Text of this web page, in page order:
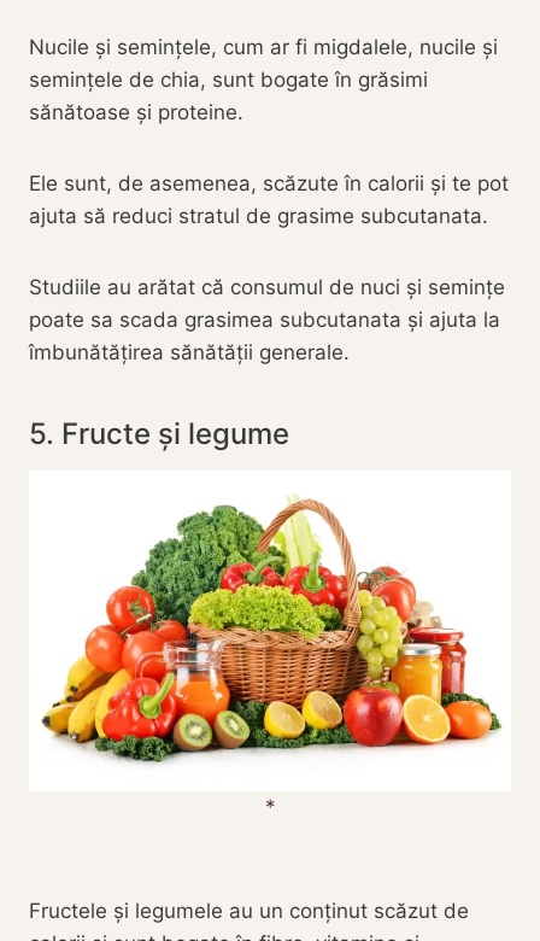
Nucile și semințele, cum ar fi migdalele, nucile și
semințele de chia, sunt bogate în grăsimi
sănătoase și proteine.
Ele sunt, de asemenea, scăzute în calorii și te pot
ajuta să reduci stratul de grasime subcutanata.
Studiile au arătat că consumul de nuci și semințe
poate sa scada grasimea subcutanata și ajuta la
îmbunătățirea sănătății generale.
5. Fructe și legume
Fructele și legumele au un conținut scăzut de